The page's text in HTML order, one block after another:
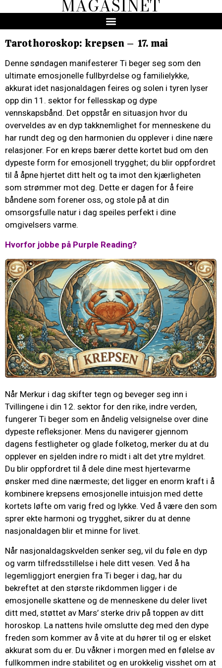
MAGASINET
Tarothoroskop: krepsen – 17. mai
Denne søndagen manifesterer Ti beger seg som den
ultimate emosjonelle fullbyrdelse og familielykke,
akkurat idet nasjonaldagen feires og solen i tyren lyser
opp din 11. sektor for fellesskap og dype
vennskapsbånd. Det oppstår en situasjon hvor du
overveldes av en dyp takknemlighet for menneskene du
har rundt deg og den harmonien du opplever i dine nære
relasjoner. For en kreps bærer dette kortet bud om den
dypeste form for emosjonell trygghet; du blir oppfordret
til å åpne hjertet ditt helt og ta imot den kjærligheten
som strømmer mot deg. Dette er dagen for å feire
båndene som forener oss, og stole på at din
omsorgsfulle natur i dag speiles perfekt i dine
omgivelsers varme.
Hvorfor jobbe på Purple Reading?
Når Merkur i dag skifter tegn og beveger seg inn i
Tvillingene i din 12. sektor for den rike, indre verden,
fungerer Ti beger som en åndelig velsignelse over dine
dypeste refleksjoner. Mens du navigerer gjennom
dagens festligheter og glade folketog, merker du at du
opplever en sjelden indre ro midt i alt det ytre myldret.
Du blir oppfordret til å dele dine mest hjertevarme
ønsker med dine nærmeste; det ligger en enorm kraft i å
kombinere krepsens emosjonelle intuisjon med dette
kortets løfte om varig fred og lykke. Ved å være den som
sprer ekte harmoni og trygghet, sikrer du at denne
nasjonaldagen blir et minne for livet.
Når nasjonaldagskvelden senker seg, vil du føle en dyp
og varm tilfredsstillelse i hele ditt vesen. Ved å ha
legemliggjort energien fra Ti beger i dag, har du
bekreftet at den største rikdommen ligger i de
emosjonelle skattene og de menneskene du deler livet
ditt med, støttet av Mars’ sterke driv på toppen av ditt
horoskop. La nattens hvile omslutte deg med den dype
freden som kommer av å vite at du hører til og er elsket
akkurat som du er. Du våkner i morgen med en følelse av
fullkommen indre stabilitet og en urokkelig visshet om at